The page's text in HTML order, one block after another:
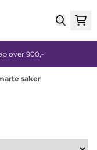
over 900,-
saker